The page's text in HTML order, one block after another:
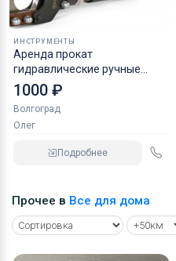
ИНСТРУМЕНТЫ
Аренда прокат
гидравлические ручные
ножницы
1000 ₽
Волгоград
Олег
Подробнее
Прочее в Все для дома